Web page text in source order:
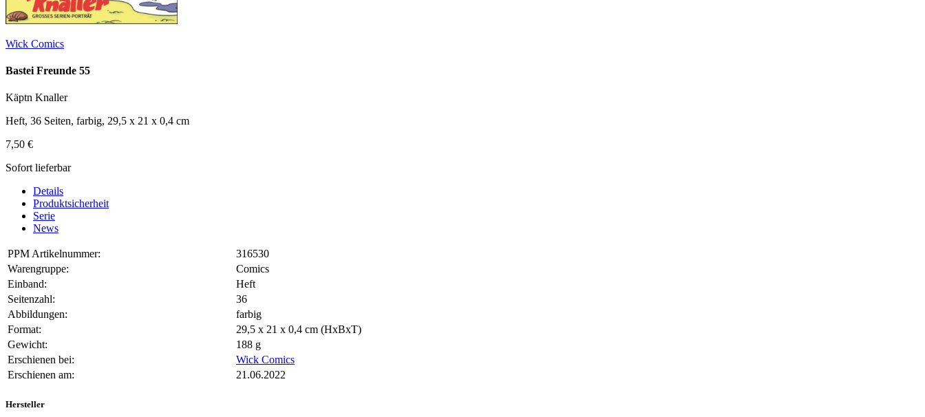
Wick Comics
Bastei Freunde 55
Käptn Knaller
Heft, 36 Seiten, farbig, 29,5 x 21 x 0,4 cm
7,50 €
Sofort lieferbar
Details
Produktsicherheit
Serie
News
PPM Artikelnummer:
316530
Warengruppe:
Comics
Einband:
Heft
Seitenzahl:
36
Abbildungen:
farbig
Format:
29,5 x 21 x 0,4 cm (HxBxT)
Gewicht:
188 g
Erschienen bei:
Wick Comics
Erschienen am:
21.06.2022
Hersteller